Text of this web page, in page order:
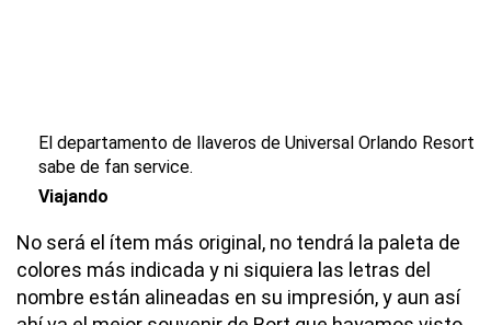
El departamento de llaveros de Universal Orlando Resort
sabe de fan service.
Viajando
No será el ítem más original, no tendrá la paleta de
colores más indicada y ni siquiera las letras del
nombre están alineadas en su impresión, y aun así